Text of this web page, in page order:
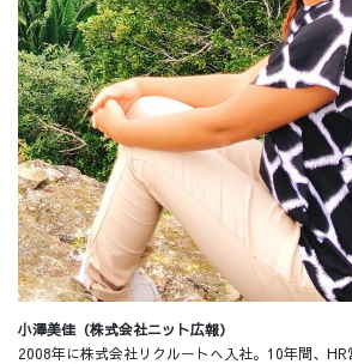
小澤美佳（株式会社ニット広報）
2008年に株式会社リクルートへ入社。10年間、